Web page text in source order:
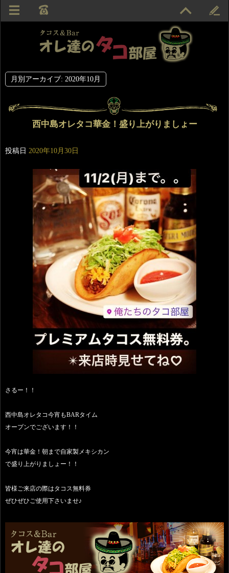
月別アーカイブ: 2020年10月
西中島オレタコ華金！盛り上がりましょー
投稿日 2020年10月30日
さるー！！
西中島オレタコ今宵もBARタイム
オープンでございます！！
今宵は華金！朝まで自家製メキシカン
で盛り上がりましょー！！
皆様ご来店の際はタコス無料券
ぜひぜひご使用下さいませ♪